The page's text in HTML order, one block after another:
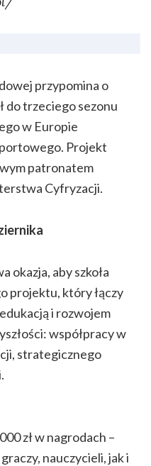
przypomina o
do trzeciego sezonu
w Europie
Projekt
patronatem
Cyfryzacji.
okazja, aby szkoła
projektu, który łączy
i rozwojem
współpracy w
strategicznego
zł w nagrodach –
nauczycieli, jak i